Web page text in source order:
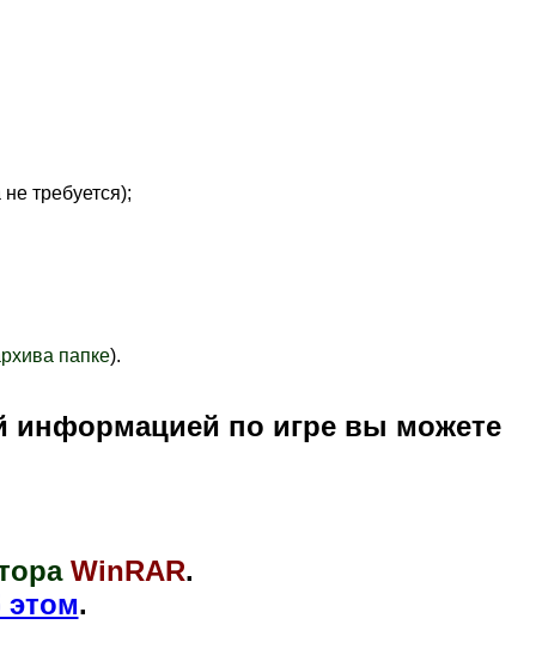
требуется);
папке).
информацией по игре вы можете
WinRAR.
этом.